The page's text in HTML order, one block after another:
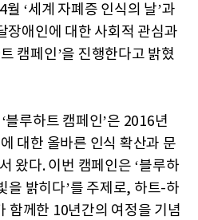
‘세계 자폐증 인식의 날’과
장애인에 대한 사회적 관심과
캠페인’을 진행한다고 밝혔
블루하트 캠페인’은 2016년
대한 올바른 인식 확산과 문
왔다. 이번 캠페인은 ‘블루하
을 밝히다’를 주제로, 하트-하
함께한 10년간의 여정을 기념